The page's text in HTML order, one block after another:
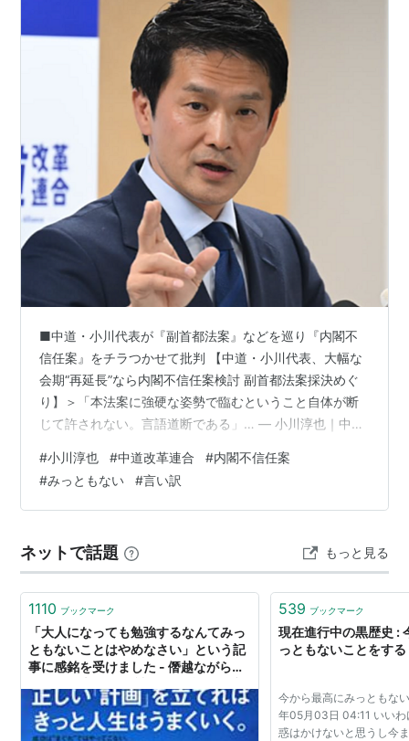
■中道・小川代表が『副首都法案』などを巡り『内閣不
信任案』をチラつかせて批判 【中道・小川代表、大幅な
会期“再延長”なら内閣不信任案検討 副首都法案採決めぐ
り】＞「本法案に強硬な姿勢で臨むということ自体が断
じて許されない。言語道断である」… — 小川淳也｜中道
2026年7月24日 中道の公式アカウントも強気に小川代表
をプッシュ▼ 首都機能のバックアップは必要です。だか
らこそ、「大阪ありき」で決めていいのでしょうか。南
決定の透明性。小川代表は、副首都法案をめぐり、「我
田引水ではないか」…
#小川淳也 #中道改革連合 #内閣不信任案
#みっともない #言い訳
ネットで話題 もっと見る
1110 ブックマーク
「大人になっても勉強するなんてみっ
ともないことはやめなさい」という記
事に感銘を受けました - 僭越ながら【1
グ】
539 ブックマーク
現在進行中の黒歴史 :
っともないことをする
今から最高にみっともな
年05月03日 04:11 いいわ
惑はかけないと思うし今